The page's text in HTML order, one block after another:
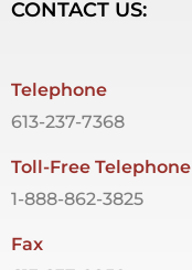
CONTACT US:
Telephone
613-237-7368
Toll-Free Telephone
1-888-862-3825
Fax